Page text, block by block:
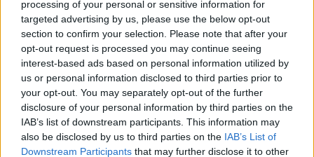
processing of your personal or sensitive information for
targeted advertising by us, please use the below opt-out
section to confirm your selection. Please note that after your
opt-out request is processed you may continue seeing
interest-based ads based on personal information utilized by
us or personal information disclosed to third parties prior to
your opt-out. You may separately opt-out of the further
disclosure of your personal information by third parties on the
IAB’s list of downstream participants. This information may
also be disclosed by us to third parties on the IAB’s List of
Downstream Participants that may further disclose it to other
Eurovision Song Contest 2026: Das erste Halbfinale – der
Abend in Bildern